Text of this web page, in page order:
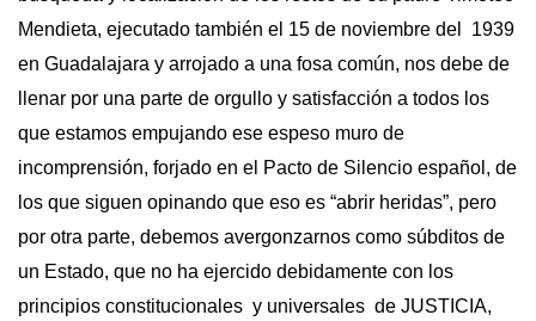
Mendieta, ejecutado también el 15 de noviembre del 1939
en Guadalajara y arrojado a una fosa común, nos debe de
llenar por una parte de orgullo y satisfacción a todos los
que estamos empujando ese espeso muro de
incomprensión, forjado en el Pacto de Silencio español, de
los que siguen opinando que eso es “abrir heridas”, pero
por otra parte, debemos avergonzarnos como súbditos de
un Estado, que no ha ejercido debidamente con los
principios constitucionales y universales de JUSTICIA,